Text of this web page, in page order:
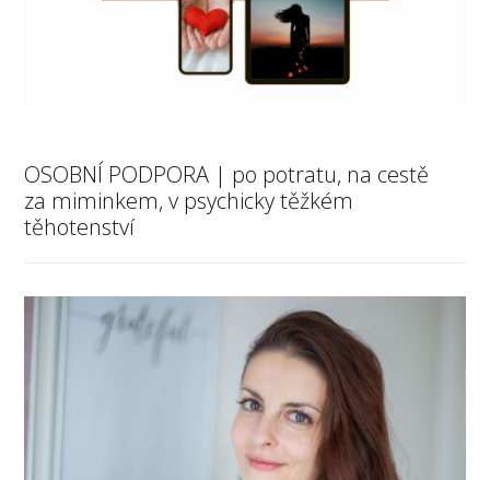
OSOBNÍ PODPORA | po potratu, na cestě
za miminkem, v psychicky těžkém
těhotenství